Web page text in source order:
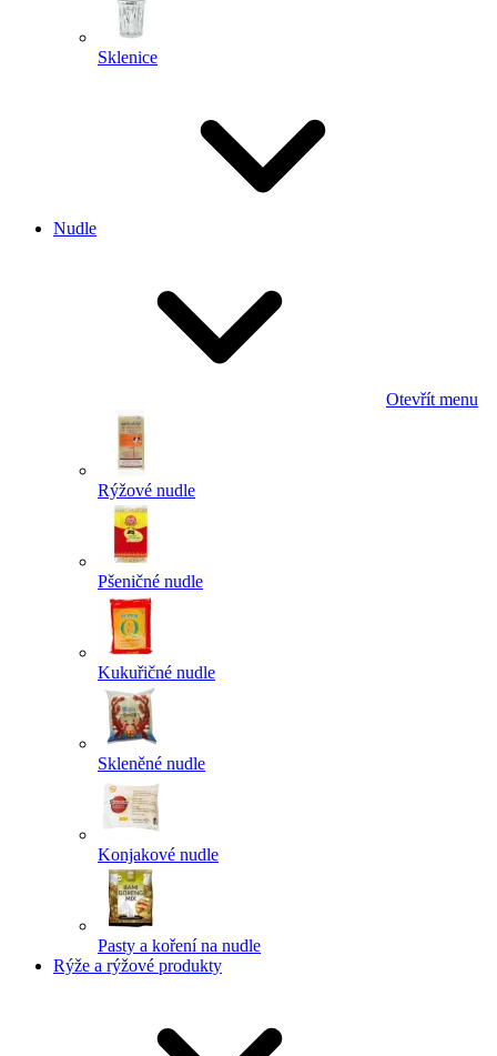
Sklenice
Nudle
Otevřít menu
Rýžové nudle
Pšeničné nudle
Kukuřičné nudle
Skleněné nudle
Konjakové nudle
Pasty a koření na nudle
Rýže a rýžové produkty